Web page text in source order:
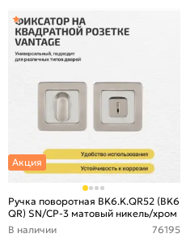
Акция
Ручка поворотная BK6.K.QR52 (BK6
QR) SN/CP-3 матовый никель/хром
В наличии
76195